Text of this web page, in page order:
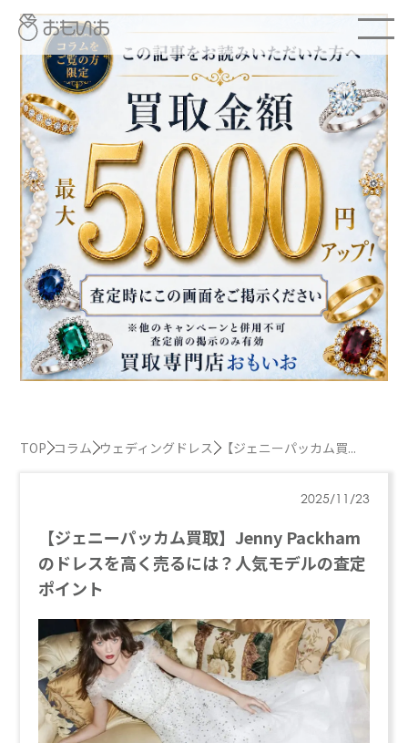
TOP コラム ウェディングドレス 【ジェニーパッカム買...
2025/11/23
【ジェニーパッカム買取】Jenny Packham
のドレスを高く売るには？人気モデルの査定
ポイント